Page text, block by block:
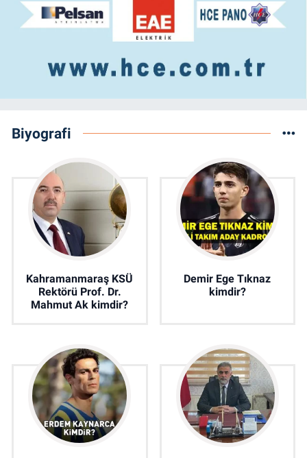
Biyografi
Kahramanmaraş KSÜ
Rektörü Prof. Dr.
Mahmut Ak kimdir?
Demir Ege Tıknaz
kimdir?